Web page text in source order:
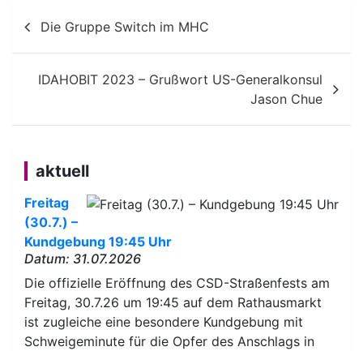
Beitragsnavigation
Die Gruppe Switch im MHC
IDAHOBIT 2023 – Grußwort US-Generalkonsul
Jason Chue
aktuell
Freitag
(30.7.) –
Kundgebung 19:45 Uhr
Datum: 31.07.2026
Die offizielle Eröffnung des CSD-Straßenfests am
Freitag, 30.7.26 um 19:45 auf dem Rathausmarkt
ist zugleiche eine besondere Kundgebung mit
Schweigeminute für die Opfer des Anschlags in